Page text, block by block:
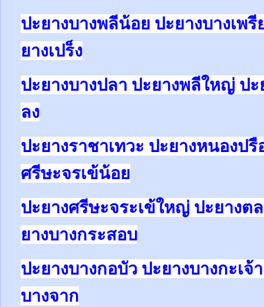
ปะยางบางพลีน้อย ปะยางบางเพ
ยางเปร็ง
ปะยางบางปลา ปะยางพลีใหญ่ ป
ลง
ปะยางราชาเทวะ ปะยางหนองป
ศรีษะจรเข้น้อย
ปะยางศรีษะจระเข้ใหญ่ ปะยางต
ยางบางกระสอบ
ปะยางบางกอบัว ปะยางบางกะเจ้
บางจาก